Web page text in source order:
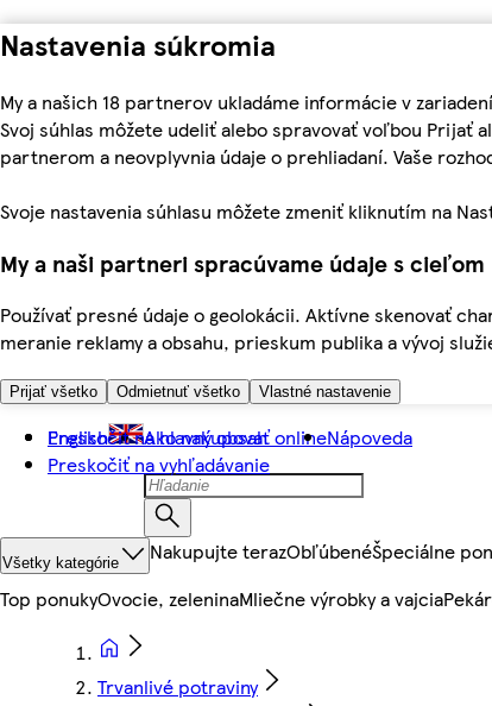
Nastavenia súkromia
My a našich 18 partnerov ukladáme informácie v
Svoj súhlas môžete udeliť alebo spravovať voľbou Prijať
partnerom a neovplyvnia údaje o prehliadaní. Vaše
Svoje nastavenia súhlasu môžete zmeniť kliknutím na
My a naši partneri spracúvame údaje s cieľom
Používať presné údaje o geolokácii. Aktívne skenovať
meranie reklamy a obsahu, prieskum publika a vývoj
Prijať všetko Odmietnuť všetko Vlastné nastavenie
Preskočiť na hlavný obsah
Preskočiť na vyhľadávanie
English Ako nakupovať onlineNápoveda
Všetky kategórie Nakupujte terazObľúbenéŠpeciálne
Top ponukyOvocie, zeleninaMliečne výrobky a vajcia
Trvanlivé potraviny